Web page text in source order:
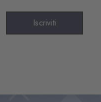
Iscriviti